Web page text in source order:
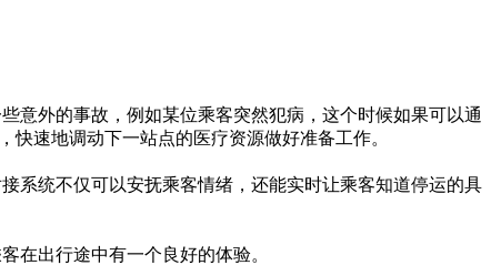
意外的事故，例如某位乘客突然犯病，这个时候如果可以通
速地调动下一站点的医疗资源做好准备工作。
系统不仅可以安抚乘客情绪，还能实时让乘客知道停运的具
在出行途中有一个良好的体验。